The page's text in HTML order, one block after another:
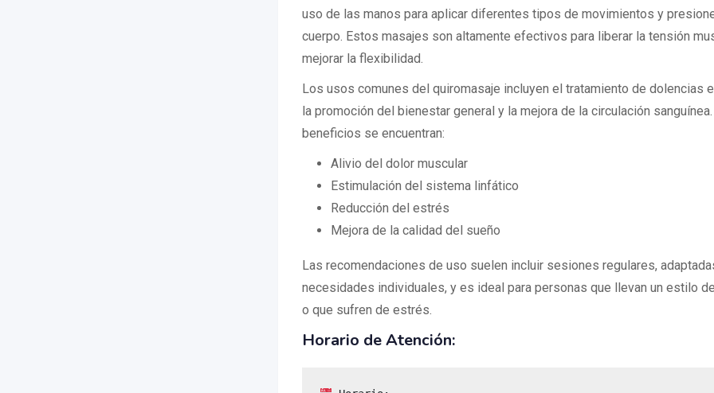
uso de las manos para aplicar diferentes tipos de movimientos y
cuerpo. Estos masajes son altamente efectivos para liberar la tensión
mejorar la flexibilidad.
Los usos comunes del quiromasaje incluyen el tratamiento de dolencias
la promoción del bienestar general y la mejora de la circulación
beneficios se encuentran:
Alivio del dolor muscular
Estimulación del sistema linfático
Reducción del estrés
Mejora de la calidad del sueño
Las recomendaciones de uso suelen incluir sesiones regulares,
necesidades individuales, y es ideal para personas que llevan un estilo
o que sufren de estrés.
Horario de Atención: